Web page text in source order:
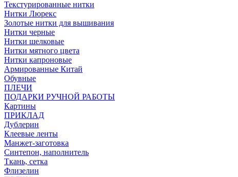
Текстурированные нитки
Нитки Люрекс
Золотые нитки для вышивания
Нитки черные
Нитки шелковые
Нитки мятного цвета
Нитки капроновые
Армированные Китай
Обувные
ПЛЕЧИ
ПОДАРКИ РУЧНОЙ РАБОТЫ
Картины
ПРИКЛАД
Дублерин
Клеевые ленты
Манжет-заготовка
Синтепон, наполнитель
Ткань, сетка
Флизелин